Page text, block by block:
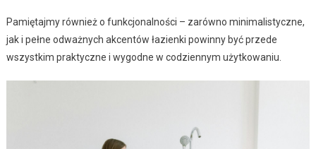
Pamiętajmy również o funkcjonalności – zarówno minimalistyczne,
jak i pełne odważnych akcentów łazienki powinny być przede
wszystkim praktyczne i wygodne w codziennym użytkowaniu.